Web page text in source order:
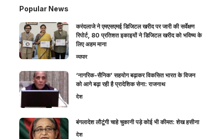
Popular News
करंदलाजे ने एमएसएमई डिजिटल खरीद पर जारी की सर्वेक्षण
रिपोर्ट, 80 प्रतिशत इकाइयों ने डिजिटल खरीद को भविष्य के
लिए अहम माना
व्यापार
‘नागरिक-सैनिक’ सहयोग बढ़ाकर विकसित भारत के विजन
को आगे बढ़ा रही है प्रादेशिक सेना: राजनाथ
देश
बंगलादेश लौटूंगी चाहे चुकानी पड़े कोई भी कीमत: शेख हसीना
देश